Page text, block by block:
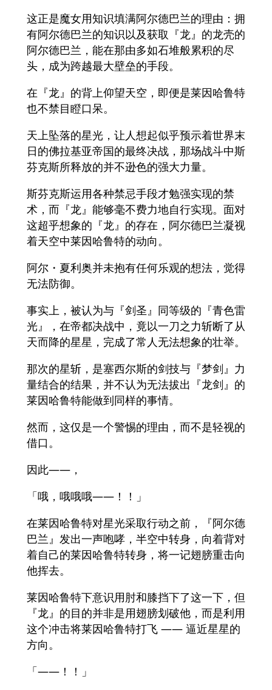
这正是魔女用知识填满阿尔德巴兰的理由：拥
有阿尔德巴兰的知识以及获取『龙』的龙壳的
阿尔德巴兰，能在那由多如石堆般累积的尽
头，成为跨越最大壁垒的手段。
在『龙』的背上仰望天空，即便是莱因哈鲁特
也不禁目瞪口呆。
天上坠落的星光，让人想起似乎预示着世界末
日的佛拉基亚帝国的最终决战，那场战斗中斯
芬克斯所释放的并不逊色的强大力量。
斯芬克斯运用各种禁忌手段才勉强实现的禁
术，而『龙』能够毫不费力地自行实现。面对
这超乎想象的『龙』的存在，阿尔德巴兰凝视
着天空中莱因哈鲁特的动向。
阿尔・夏利奥并未抱有任何乐观的想法，觉得
无法防御。
事实上，被认为与『剑圣』同等级的『青色雷
光』，在帝都决战中，竟以一刀之力斩断了从
天而降的星星，完成了常人无法想象的壮举。
那次的星斩，是塞西尔斯的剑技与『梦剑』力
量结合的结果，并不认为无法拔出『龙剑』的
莱因哈鲁特能做到同样的事情。
然而，这仅是一个警惕的理由，而不是轻视的
借口。
因此——，
「哦，哦哦哦——！！」
在莱因哈鲁特对星光采取行动之前，『阿尔德
巴兰』发出一声咆哮，半空中转身，向着背对
着自己的莱因哈鲁特转身，将一记翅膀重击向
他挥去。
莱因哈鲁特下意识用肘和膝挡下了这一下，但
『龙』的目的并非是用翅膀划破他，而是利用
这个冲击将莱因哈鲁特打飞 —— 逼近星星的
方向。
「——！！」